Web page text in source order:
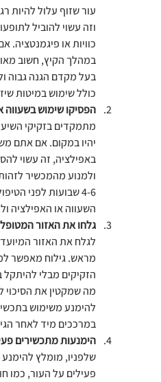
עור שזוף עלול להיות
וזה עשוי להוביל
כוויות או פיגמנטציה.
במהלך הקיץ, חשוב
בעל מקדם הגנה גבוה
כולל שימוש במיטות
הפסיקו שימוש בשעווה
מתמקדים בזקיקי
יהיו במקום. אם אתם
באפילציה, זה עשוי
ולמנוע מהמכשיר
4-6 שבועות לפני
השעווה או האפילציה
גלחו את האזור
לגלח את האזור המיועד
מראש. גילוח מאפשר
הזקיקים מבלי
מה שמקטין את הסיכוי
להימנע משימוש
במרככים מיד לאחר
הימנעות מתכשירים
שלפניו, מומלץ
פעילים על העור, כמו